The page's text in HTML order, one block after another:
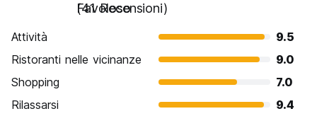
Favoloso
(41 Recensioni)
Attività
9.5
Ristoranti nelle vicinanze
9.0
Shopping
7.0
Rilassarsi
9.4